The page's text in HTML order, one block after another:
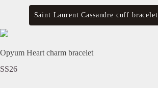
Saint Laurent Cassandre cuff bracelet
Opyum Heart charm bracelet
SS26